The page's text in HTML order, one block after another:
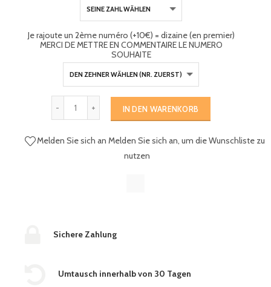
Je rajoute un 2ème numéro (+10€) = dizaine (en premier)
MERCI DE METTRE EN COMMENTAIRE LE NUMERO
SOUHAITE
IN DEN WARENKORB
Melden Sie sich an Melden Sie sich an, um die Wunschliste zu
nutzen
Sichere Zahlung
Umtausch innerhalb von 30 Tagen